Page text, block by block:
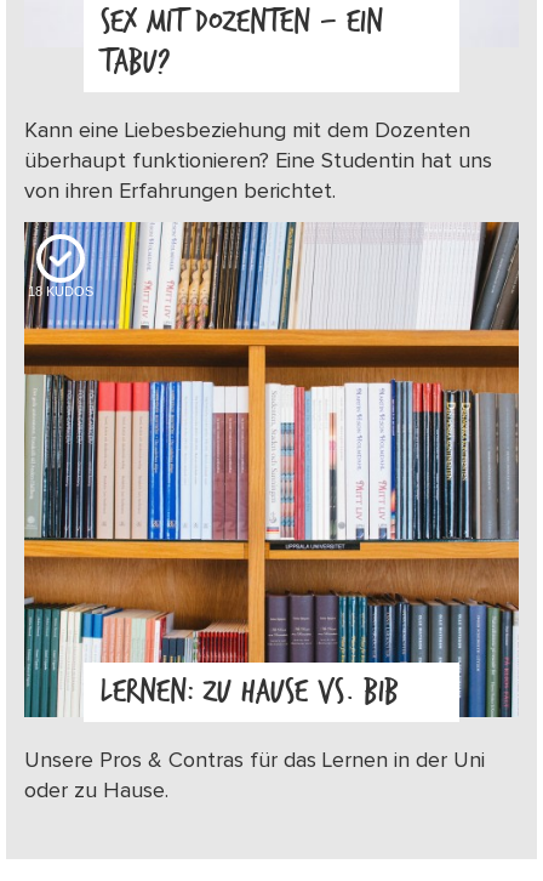
SEX MIT DOZENTEN – EIN
TABU?
Kann eine Liebesbeziehung mit dem Dozenten
überhaupt funktionieren? Eine Studentin hat uns
von ihren Erfahrungen berichtet.
18 KUDOS
LERNEN: ZU HAUSE VS. BIB
Unsere Pros & Contras für das Lernen in der Uni
oder zu Hause.